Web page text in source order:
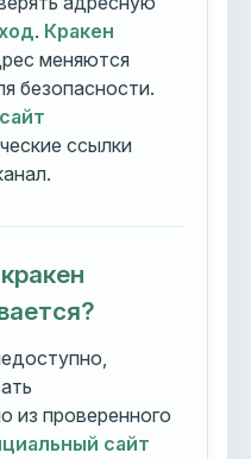
. Кракен
меняются
безопасности.
ссылки
из проверенного
сайт